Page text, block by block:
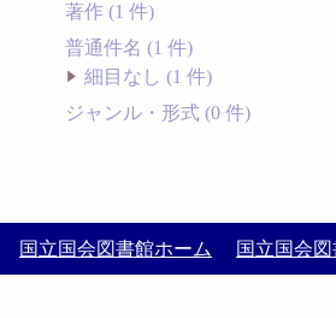
著作 (1 件)
普通件名 (1 件)
細目なし (1 件)
ジャンル・形式 (0 件)
国立国会図書館ホーム 国立国会